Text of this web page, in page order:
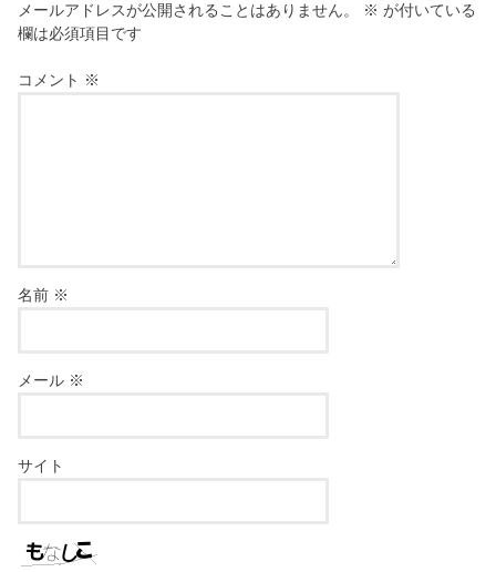
メールアドレスが公開されることはありません。 ※ が付いている
欄は必須項目です
コメント ※
名前 ※
メール ※
サイト